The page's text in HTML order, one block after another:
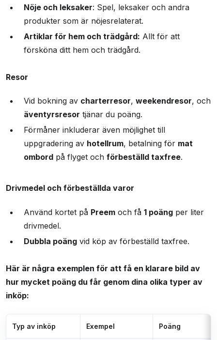
Nöje och leksaker: Spel, leksaker och andra
produkter som är nöjesrelaterat.
Artiklar för hem och trädgård: Allt för att
försköna ditt hem och trädgård.
Resor
Vid bokning av charterresor, weekendresor, och
äventyrsresor tjänar du poäng.
Förmåner inkluderar även möjlighet till
uppgradering av hotellrum, betalning för mat
ombordpå flyget och förbeställd taxfree.
Drivmedel och förbeställda varor
Använd kortet på Preemoch få 1 poängper liter
drivmedel.
Dubbla poängvid köp av förbeställd taxfree.
Här är några exemplen för att få en klarare bild av
hur mycket poäng du får genom dina olika typer av
inköp:
Typ av inköp Exempel Poäng